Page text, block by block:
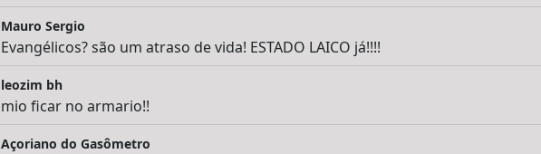
Mauro Sergio
Evangélicos? são um atraso de vida! ESTADO LAICO já!!!!
leozim bh
mio ficar no armario!!
Açoriano do Gasômetro